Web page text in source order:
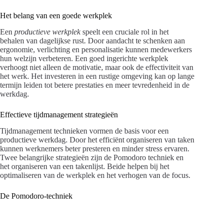
Het belang van een goede werkplek
Een productieve werkplekspeelt een cruciale rol in het
behalen van dagelijkse rust. Door aandacht te schenken aan
ergonomie, verlichting en personalisatie kunnen medewerkers
hun welzijn verbeteren. Een goed ingerichte werkplek
verhoogt niet alleen de motivatie, maar ook de effectiviteit van
het werk. Het investeren in een rustige omgeving kan op lange
termijn leiden tot betere prestaties en meer tevredenheid in de
werkdag.
Effectieve tijdmanagement strategieën
Tijdmanagement technieken vormen de basis voor een
productieve werkdag. Door het efficiënt organiseren van taken
kunnen werknemers beter presteren en minder stress ervaren.
Twee belangrijke strategieën zijn de Pomodoro techniek en
het organiseren van een takenlijst. Beide helpen bij het
optimaliseren van de werkplek en het verhogen van de focus.
De Pomodoro-techniek